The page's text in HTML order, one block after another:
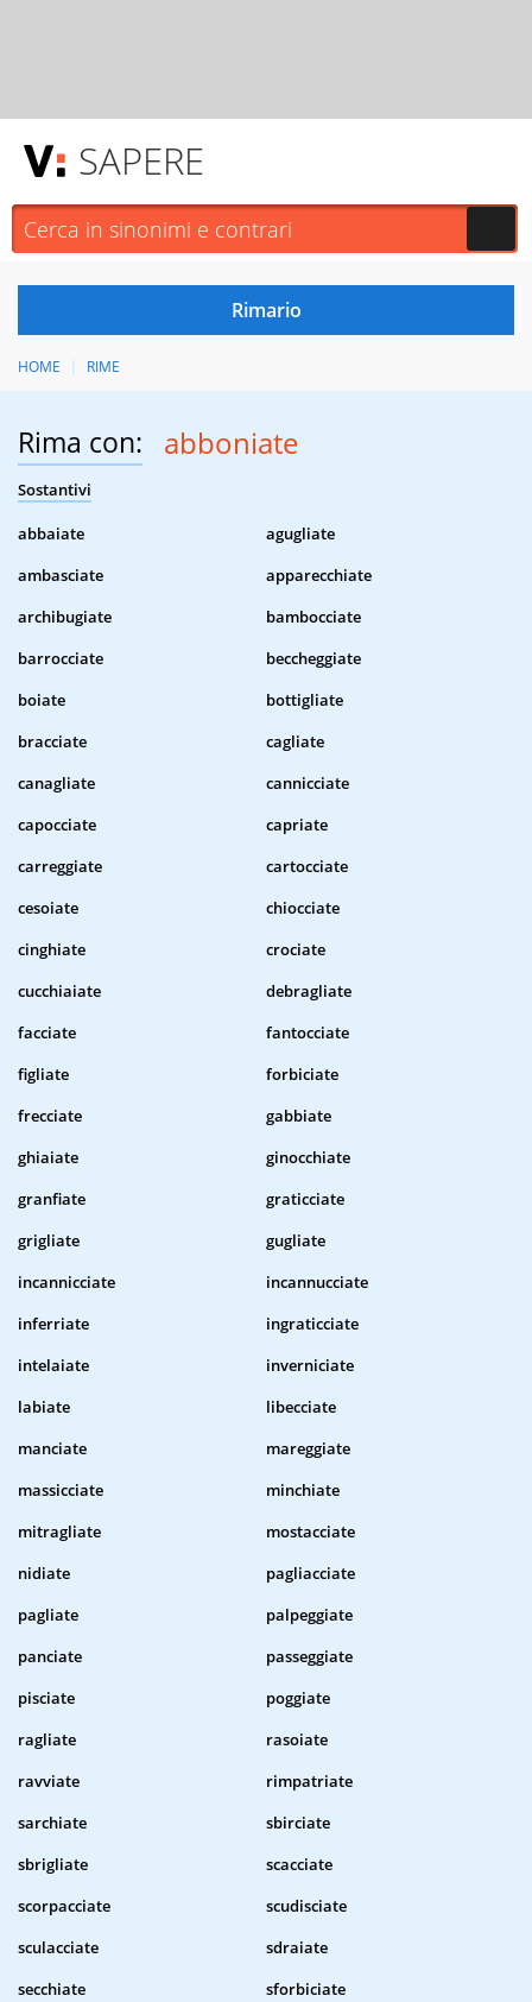
SAPERE
HOME RIME
Rima con: abboniate
Sostantivi
abbaiate
agugliate
ambasciate
apparecchiate
archibugiate
bambocciate
barrocciate
beccheggiate
boiate
bottigliate
bracciate
cagliate
canagliate
cannicciate
capocciate
capriate
carreggiate
cartocciate
cesoiate
chiocciate
cinghiate
crociate
cucchiaiate
debragliate
facciate
fantocciate
figliate
forbiciate
frecciate
gabbiate
ghiaiate
ginocchiate
granfiate
graticciate
grigliate
gugliate
incannicciate
incannucciate
inferriate
ingraticciate
intelaiate
inverniciate
labiate
libecciate
manciate
mareggiate
massicciate
minchiate
mitragliate
mostacciate
nidiate
pagliacciate
pagliate
palpeggiate
panciate
passeggiate
pisciate
poggiate
ragliate
rasoiate
ravviate
rimpatriate
sarchiate
sbirciate
sbrigliate
scacciate
scorpacciate
scudisciate
sculacciate
sdraiate
secchiate
sforbiciate